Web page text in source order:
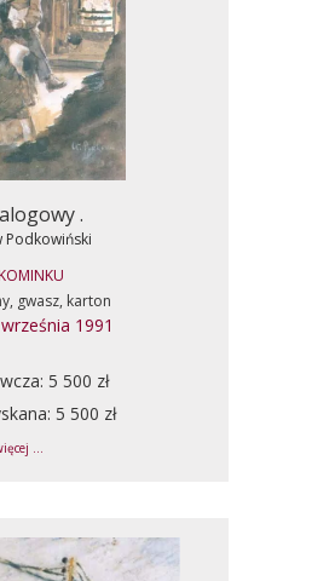
.
Podkowiński
gwasz, karton
1991
5 500 zł
5 500 zł
...